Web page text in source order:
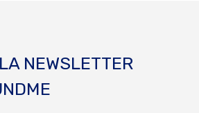
NEWSLETTER